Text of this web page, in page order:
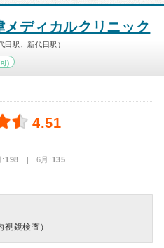
メディカルクリニック
田駅、新代田駅）
)
4.51
:198 | 6月:135
視鏡検査）